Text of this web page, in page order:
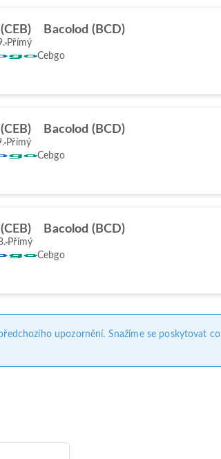
Bacolod (BCD)
Přímý
Cebgo
Bacolod (BCD)
Přímý
Cebgo
Bacolod (BCD)
Přímý
Cebgo
upozornění. Snažíme se poskytovat co